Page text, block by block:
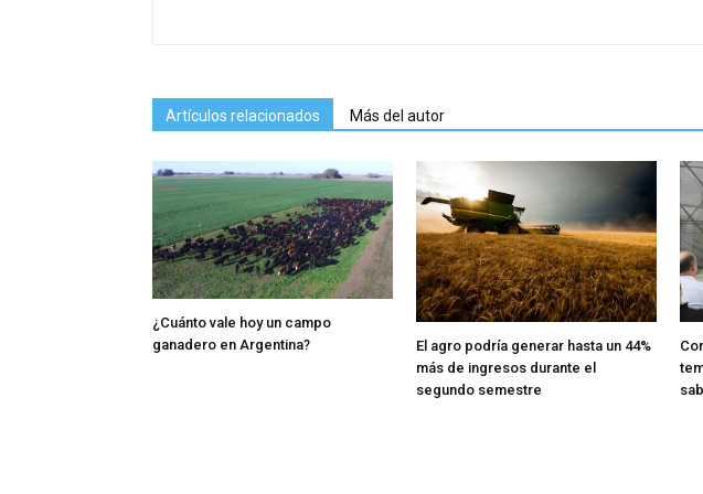
Artículos relacionados Más del autor
¿Cuánto vale hoy un campo
ganadero en Argentina?
El agro podría generar hasta un 44%
más de ingresos durante el
segundo semestre